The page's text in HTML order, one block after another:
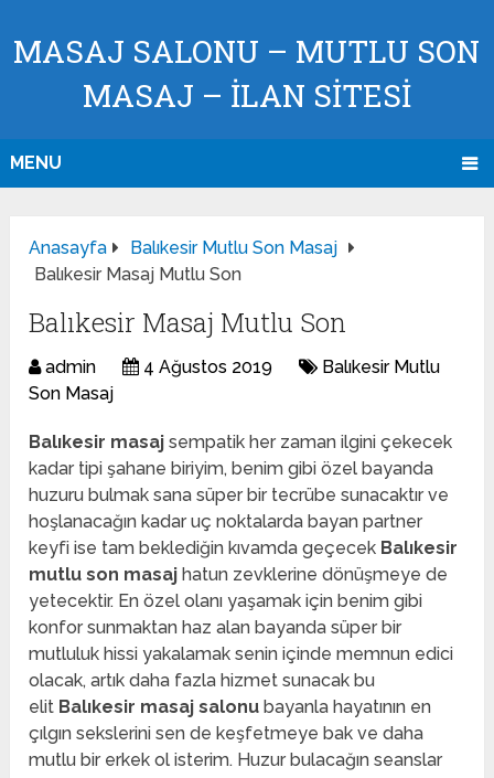
MASAJ SALONU – MUTLU SON
MASAJ – İLAN SİTESİ
MENU
Anasayfa
Balıkesir Mutlu Son Masaj
Balıkesir Masaj Mutlu Son
Balıkesir Masaj Mutlu Son
admin 4 Ağustos 2019
Balıkesir Mutlu
Son Masaj
Balıkesir masaj sempatik her zaman ilgini çekecek
kadar tipi şahane biriyim, benim gibi özel bayanda
huzuru bulmak sana süper bir tecrübe sunacaktır ve
hoşlanacağın kadar uç noktalarda bayan partner
keyfi ise tam beklediğin kıvamda geçecek Balıkesir
mutlu son masaj hatun zevklerine dönüşmeye de
yetecektir. En özel olanı yaşamak için benim gibi
konfor sunmaktan haz alan bayanda süper bir
mutluluk hissi yakalamak senin içinde memnun edici
olacak, artık daha fazla hizmet sunacak bu
elit Balıkesir masaj salonu bayanla hayatının en
çılgın sekslerini sen de keşfetmeye bak ve daha
mutlu bir erkek ol isterim. Huzur bulacağın seanslar